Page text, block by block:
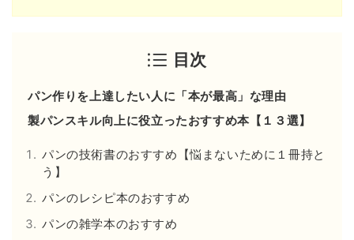
目次
パン作りを上達したい人に「本が最高」な理由
製パンスキル向上に役立ったおすすめ本【１３選】
パンの技術書のおすすめ【悩まないために１冊持と
う】
パンのレシピ本のおすすめ
パンの雑学本のおすすめ